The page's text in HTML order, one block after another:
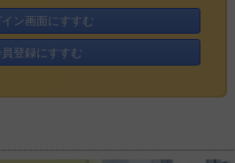
イン画面にすすむ
登録にすすむ